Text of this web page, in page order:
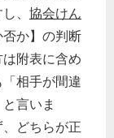
、 協会けん
か】の判断
附表に含め
相手が間違
言いま
どちらが正